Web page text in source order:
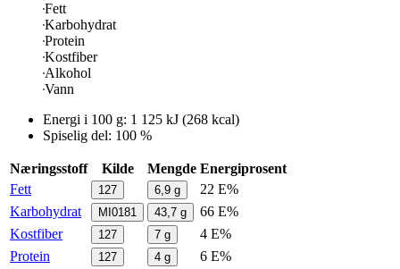
Fett
Karbohydrat
Protein
Kostfiber
Alkohol
Vann
Energi i 100 g: 1 125 kJ (268 kcal)
Spiselig del: 100 %
Næringsstoff Kilde Mengde Energiprosent
Fett
127 6,9 g
22 E%
Karbohydrat
MI0181 43,7 g
66 E%
Kostfiber
127 7 g
4 E%
Protein
127 4 g
6 E%